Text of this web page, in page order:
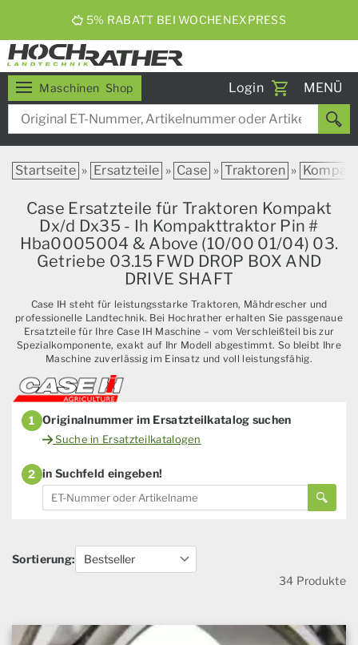
5% RABATT BEI WOCHENEXPRESS
Maschinen Shop Login
Toggle
MENÜ
Startseite » Ersatzteile » Case » Traktoren »
Case Ersatzteile für Traktoren Kompakt
Dx/d Dx35 - Ih Kompakttraktor Pin #
Hba0005004 & Above (10/00 01/04) 03.
Getriebe 03.15 FWD DROP BOX AND
DRIVE SHAFT
Case IH steht für leistungsstarke Traktoren, Mähdrescher und
professionelle Landtechnik. Bei Hochrather erhalten Sie passgenaue
Ersatzteile für Ihre Case IH Maschine – vom Verschleißteil bis zur
Spezialkomponente, exakt auf Ihr Modell abgestimmt. So bleibt Ihre
Maschine zuverlässig im Einsatz und voll leistungsfähig.
1 Originalnummer im Ersatzteilkatalog suchen
Suche in Ersatzteilkatalogen
2 in Suchfeld eingeben!
Sortierung:
34 Produkte